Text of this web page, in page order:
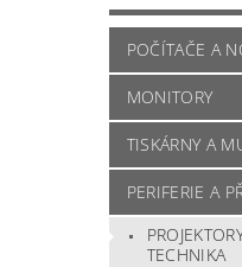
POČÍTAČE A
MONITORY
TISKÁRNY A
PERIFERIE A
TECHNIKA